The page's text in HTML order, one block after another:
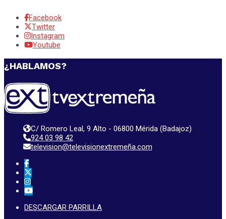
Facebook
Twitter
Instagram
Youtube
¿HABLAMOS?
C/ Romero Leal, 9 Alto - 06800 Mérida (Badajoz)
924 03 98 42
television@televisionextremeña.com
DESCARGAR PARRILLA